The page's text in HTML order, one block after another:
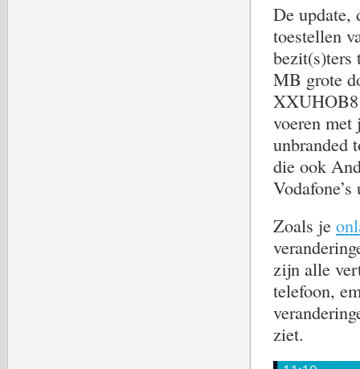
De update,
toestellen
bezit(s)ters
MB grote
XXUHOB8
voeren
unbranded
die ook
Vodafone’s
Zoals je
zijn alle
telefoon,
ziet.